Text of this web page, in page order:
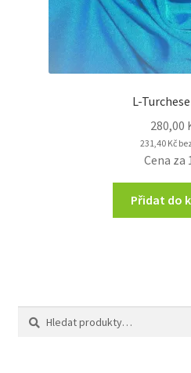
L-
280,00
231,40 Kč
Cena za
Přidat do
Hledat:
Hledat